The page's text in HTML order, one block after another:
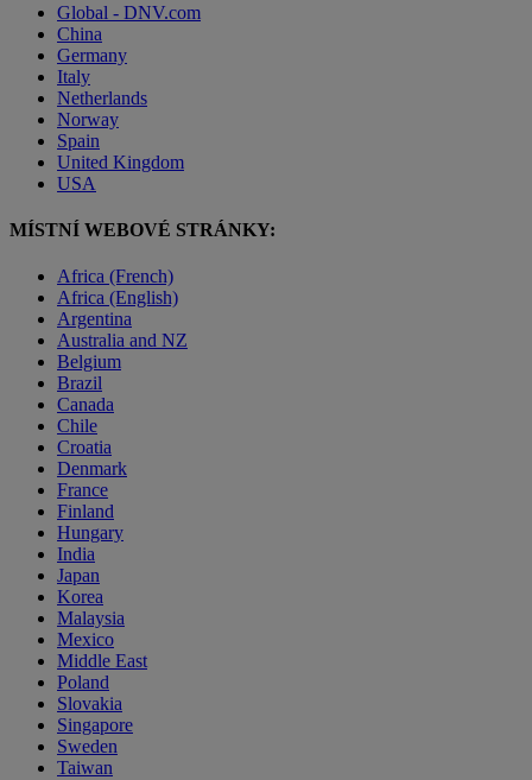
Global - DNV.com
China
Germany
Italy
Netherlands
Norway
Spain
United Kingdom
USA
MÍSTNÍ WEBOVÉ STRÁNKY:
Africa (French)
Africa (English)
Argentina
Australia and NZ
Belgium
Brazil
Canada
Chile
Croatia
Denmark
France
Finland
Hungary
India
Japan
Korea
Malaysia
Mexico
Middle East
Poland
Slovakia
Singapore
Sweden
Taiwan